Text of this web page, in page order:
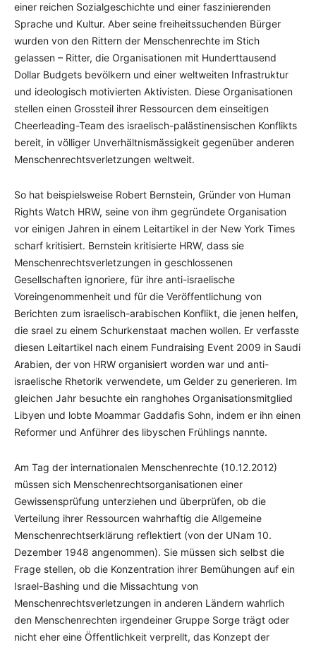
einer reichen Sozialgeschichte und einer faszinierenden
Sprache und Kultur. Aber seine freiheitssuchenden Bürger
wurden von den Rittern der Menschenrechte im Stich
gelassen – Ritter, die Organisationen mit Hunderttausend
Dollar Budgets bevölkern und einer weltweiten Infrastruktur
und ideologisch motivierten Aktivisten. Diese Organisationen
stellen einen Grossteil ihrer Ressourcen dem einseitigen
Cheerleading-Team des israelisch-palästinensischen Konflikts
bereit, in völliger Unverhältnismässigkeit gegenüber anderen
Menschenrechtsverletzungen weltweit.
So hat beispielsweise Robert Bernstein, Gründer von Human
Rights Watch HRW, seine von ihm gegründete Organisation
vor einigen Jahren in einem Leitartikel in der New York Times
scharf kritisiert. Bernstein kritisierte HRW, dass sie
Menschenrechtsverletzungen in geschlossenen
Gesellschaften ignoriere, für ihre anti-israelische
Voreingenommenheit und für die Veröffentlichung von
Berichten zum israelisch-arabischen Konflikt, die jenen helfen,
die srael zu einem Schurkenstaat machen wollen. Er verfasste
diesen Leitartikel nach einem Fundraising Event 2009 in Saudi
Arabien, der von HRW organisiert worden war und anti-
israelische Rhetorik verwendete, um Gelder zu generieren. Im
gleichen Jahr besuchte ein ranghohes Organisationsmitglied
Libyen und lobte Moammar Gaddafis Sohn, indem er ihn einen
Reformer und Anführer des libyschen Frühlings nannte.
Am Tag der internationalen Menschenrechte (10.12.2012)
müssen sich Menschenrechtsorganisationen einer
Gewissensprüfung unterziehen und überprüfen, ob die
Verteilung ihrer Ressourcen wahrhaftig die Allgemeine
Menschenrechtserklärung reflektiert (von der UNam 10.
Dezember 1948 angenommen). Sie müssen sich selbst die
Frage stellen, ob die Konzentration ihrer Bemühungen auf ein
Israel-Bashing und die Missachtung von
Menschenrechtsverletzungen in anderen Ländern wahrlich
den Menschenrechten irgendeiner Gruppe Sorge trägt oder
nicht eher eine Öffentlichkeit verprellt, das Konzept der